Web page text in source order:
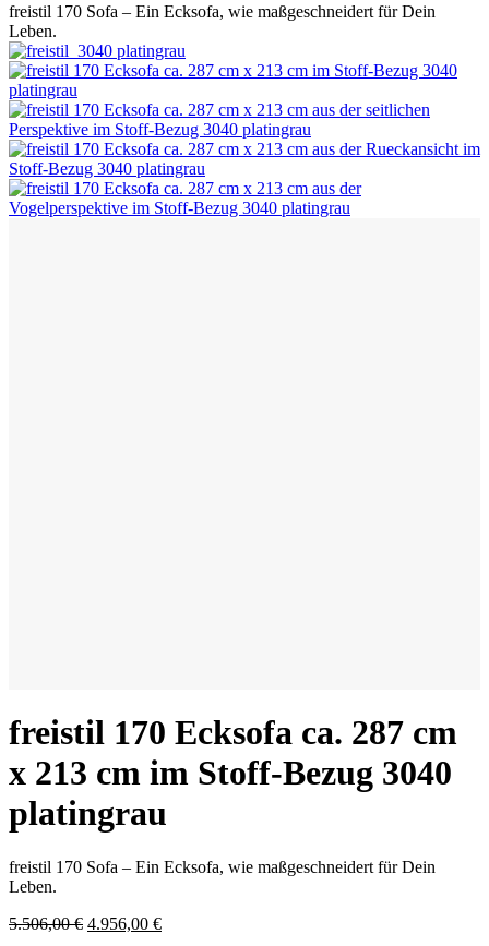
freistil 170 Sofa – Ein Ecksofa, wie maßgeschneidert für Dein
Leben.
freistil 170 Ecksofa ca. 287 cm
x 213 cm im Stoff-Bezug 3040
platingrau
freistil 170 Sofa – Ein Ecksofa, wie maßgeschneidert für Dein
Leben.
5.506,00€ Ursprünglicher
4.956,00 €Aktueller